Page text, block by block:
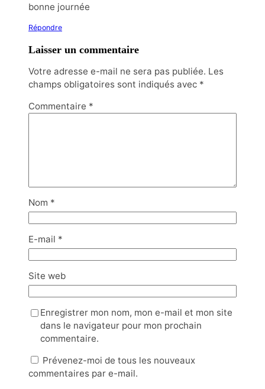
bonne journée
Répondre
Laisser un commentaire
Votre adresse e-mail ne sera pas publiée. Les
champs obligatoires sont indiqués avec *
Commentaire *
Nom *
E-mail *
Site web
Enregistrer mon nom, mon e-mail et mon site
dans le navigateur pour mon prochain
commentaire.
Prévenez-moi de tous les nouveaux
commentaires par e-mail.